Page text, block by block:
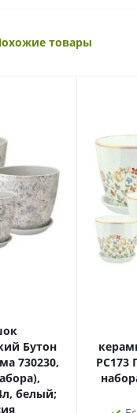
товары
Бутон
730230,
белый;
РС173